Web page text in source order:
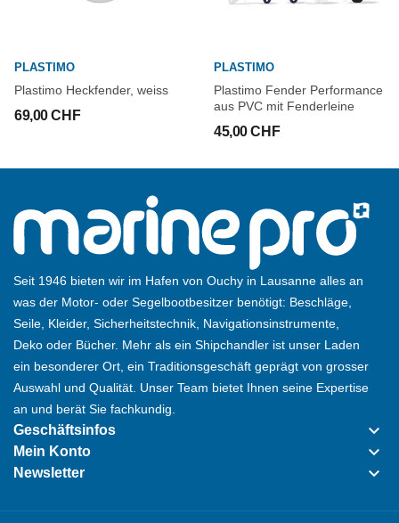
PLASTIMO
Plastimo Heckfender, weiss
69,00 CHF
PLASTIMO
Plastimo Fender Performance
aus PVC mit Fenderleine
45,00 CHF
Seit 1946 bieten wir im Hafen von Ouchy in Lausanne alles an
was der Motor- oder Segelbootbesitzer benötigt: Beschläge,
Seile, Kleider, Sicherheitstechnik, Navigationsinstrumente,
Deko oder Bücher. Mehr als ein Shipchandler ist unser Laden
ein besonderer Ort, ein Traditionsgeschäft geprägt von grosser
Auswahl und Qualität. Unser Team bietet Ihnen seine Expertise
an und berät Sie fachkundig.
Geschäftsinfos keyboard_arrow_down
Mein Konto keyboard_arrow_down
Newsletter keyboard_arrow_down